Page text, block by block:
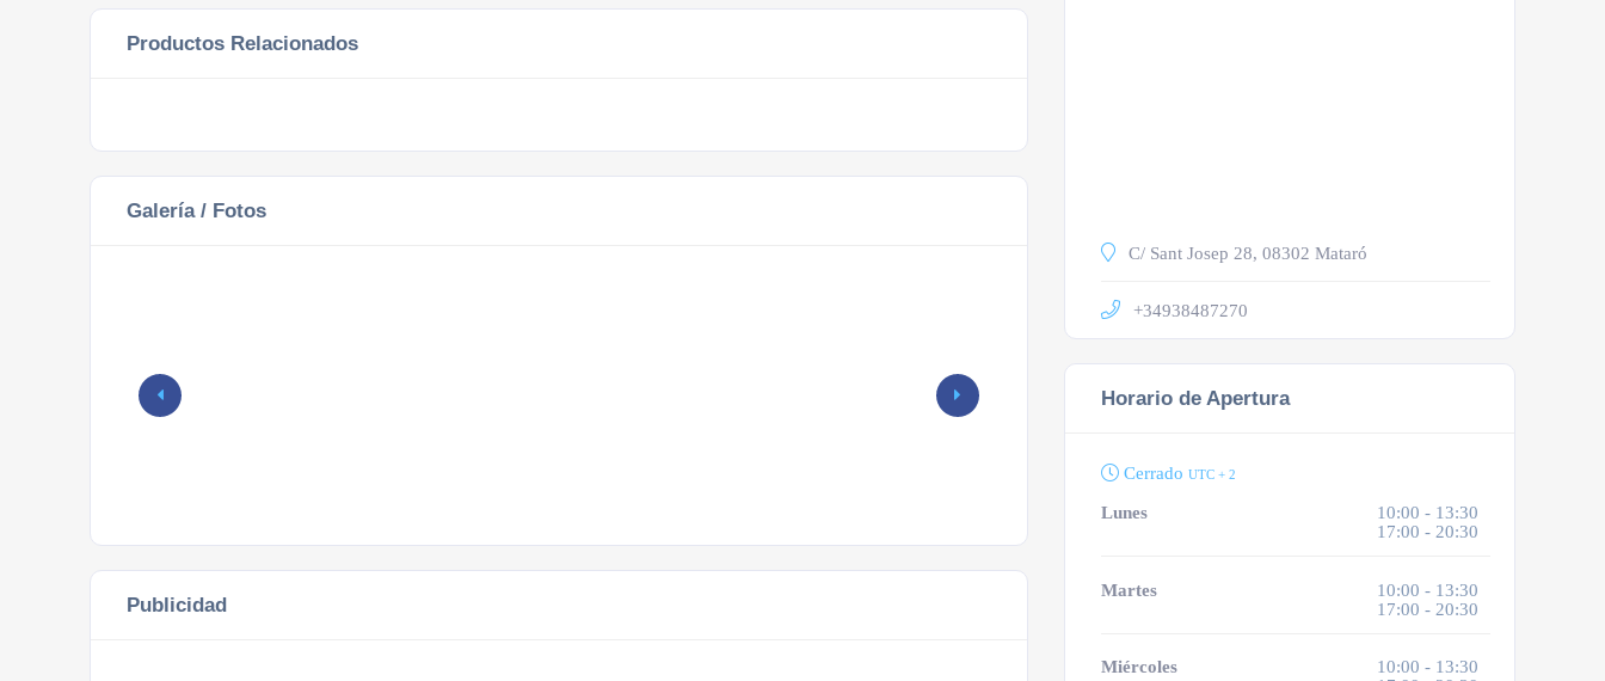
Productos Relacionados
Galería / Fotos
Publicidad
C/ Sant Josep 28, 08302 Mataró
+34938487270
Horario de Apertura
Cerrado UTC + 2
Lunes
10:00 - 13:30
17:00 - 20:30
Martes
10:00 - 13:30
17:00 - 20:30
Miércoles
10:00 - 13:30